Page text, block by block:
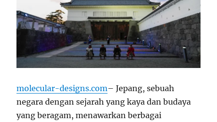
molecular-designs.com– Jepang, sebuah
negara dengan sejarah yang kaya dan budaya
yang beragam, menawarkan berbagai